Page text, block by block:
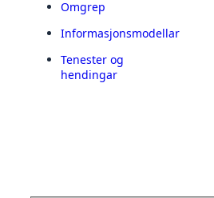
Omgrep
Informasjonsmodellar
Tenester og
hendingar